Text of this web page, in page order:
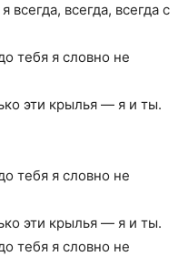
всегда, всегда с
тебя я словно не
эти крылья — я и ты.
тебя я словно не
эти крылья — я и ты.
тебя я словно не